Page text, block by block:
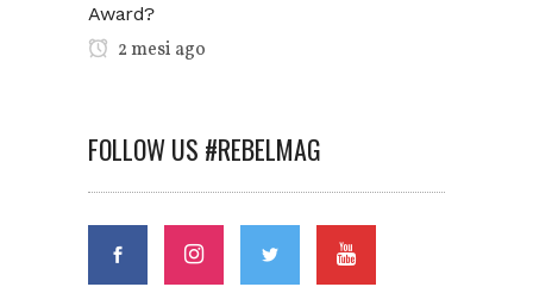
Award?
2 mesi ago
FOLLOW US #REBELMAG